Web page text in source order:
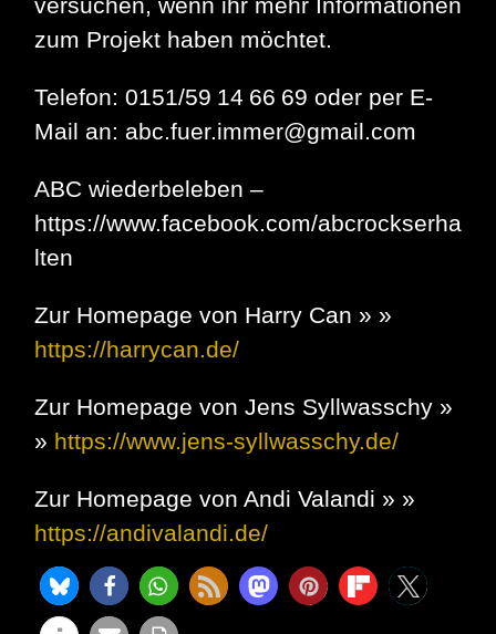
zum Projekt haben möchtet.
Telefon: 0151/59 14 66 69 oder per E-
Mail an: abc.fuer.immer@gmail.com
ABC wiederbeleben –
https://www.facebook.com/abcrockserha
lten
Zur Homepage von Harry Can » »
https://harrycan.de/
Zur Homepage von Jens Syllwasschy »
» https://www.jens-syllwasschy.de/
Zur Homepage von Andi Valandi » »
https://andivalandi.de/